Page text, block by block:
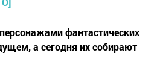
фантастических
а сегодня их собирают